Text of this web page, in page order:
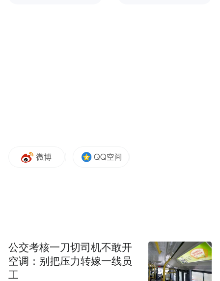
“秦汉文明展览”27日在匈牙利布达佩斯美术
公交考核一刀切司机不敢开
空调：别把压力转嫁一线员
工